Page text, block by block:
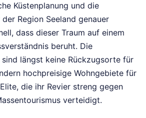
Küstenplanung und die
Region Seeland genauer
dass dieser Traum auf einem
beruht. Die
längst keine Rückzugsorte für
hochpreisige Wohngebiete für
die ihr Revier streng gegen
verteidigt.